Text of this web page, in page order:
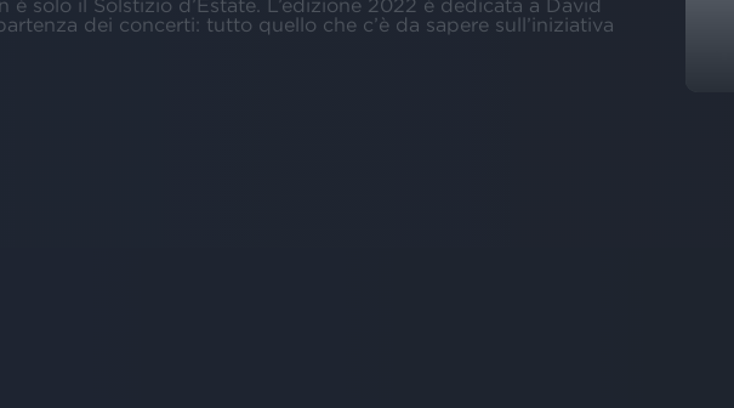
è solo il Solstizio d’Estate. L’edizione 2022 è dedicata a David
dei concerti: tutto quello che c’è da sapere sull’iniziativa